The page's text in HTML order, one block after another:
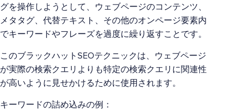
グを操作しようとして、ウェブページのコンテンツ、
メタタグ、代替テキスト、その他のオンページ要素内
でキーワードやフレーズを過度に繰り返すことです。
このブラックハットSEOテクニックは、ウェブページ
が実際の検索クエリよりも特定の検索クエリに関連性
が高いように見せかけるために使用されます。
キーワードの詰め込みの例：